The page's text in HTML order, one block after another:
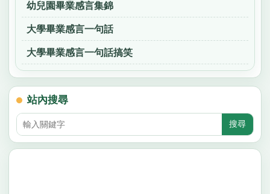
幼兒園畢業感言集錦
大學畢業感言一句話
大學畢業感言一句話搞笑
站內搜尋